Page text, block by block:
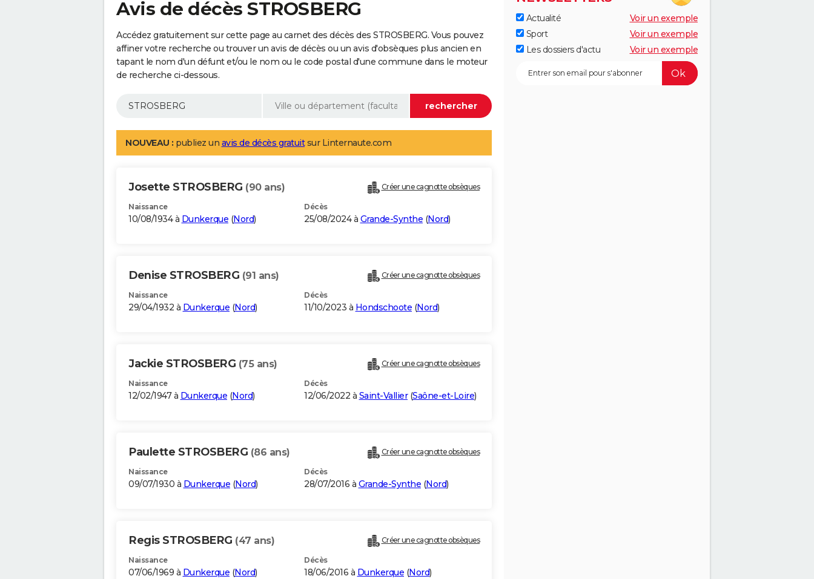
Avis de décès STROSBERG
Accédez gratuitement sur cette page au carnet des décès des STROSBERG. Vous pouvez
affiner votre recherche ou trouver un avis de décès ou un avis d'obsèques plus ancien en
tapant le nom d'un défunt et/ou le nom ou le code postal d'une commune dans le moteur
de recherche ci-dessous.
NOUVEAU : publiez un avis de décès gratuitsur Linternaute.com
Josette STROSBERG (90 ans) Créer une cagnotte obsèques
Naissance
10/08/1934 à Dunkerque (Nord)
Décès
25/08/2024 à Grande-Synthe (Nord)
Denise STROSBERG (91 ans) Créer une cagnotte obsèques
Naissance
29/04/1932 à Dunkerque (Nord)
Décès
11/10/2023 à Hondschoote (Nord)
Jackie STROSBERG (75 ans) Créer une cagnotte obsèques
Naissance
12/02/1947 à Dunkerque (Nord)
Décès
12/06/2022 à Saint-Vallier(Saône-et-Loire)
Paulette STROSBERG (86 ans) Créer une cagnotte obsèques
Naissance
09/07/1930 à Dunkerque (Nord)
Décès
28/07/2016 à Grande-Synthe (Nord)
Regis STROSBERG (47 ans) Créer une cagnotte obsèques
Naissance
07/06/1969 à Dunkerque (Nord)
Décès
18/06/2016 à Dunkerque (Nord)
Actualité
Voir un exemple
Sport
Voir un exemple
Les dossiers d'actu
Voir un exemple